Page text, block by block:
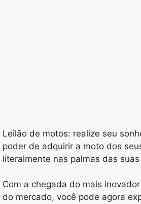
Leilão de motos: realize seu
poder de adquirir a moto dos
literalmente nas palmas das
Com a chegada do mais
do mercado, você pode agora